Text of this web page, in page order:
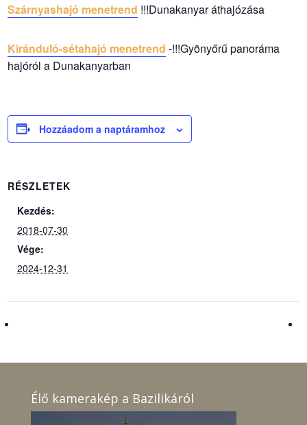
Szárnyashajó menetrend !!!Dunakanyar áthajózása
Kiránduló-sétahajó menetrend -!!!Gyönyőrű panoráma
hajóról a Dunakanyarban
Hozzáadom a naptáramhoz
RÉSZLETEK
Kezdés:
2018-07-30
Vége:
2024-12-31
Élő kamerakép a Bazilikáról